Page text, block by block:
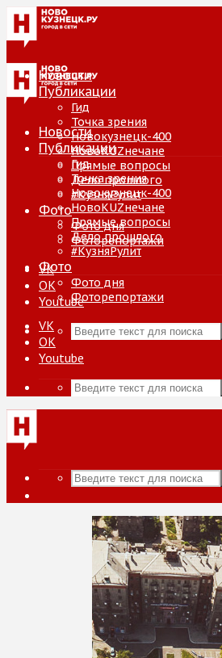
Новости
Публикации
Гид
Точка зрения
Новокузнецк-400
НовоKUZнечане
Прямые вопросы
Дело прошлого
#КузняРулит
Фото
Фото дня
Фоторепортажи
VK
ОК
Youtube
Новости
Публикации
Гид
Точка зрения
Новокузнецк-400
НовоKUZнечане
Прямые вопросы
Дело прошлого
#КузняРулит
Фото
Фото дня
Фоторепортажи
VK
ОК
Youtube